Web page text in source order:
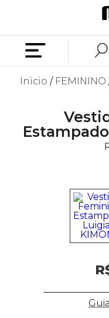
Inicio FEMININO